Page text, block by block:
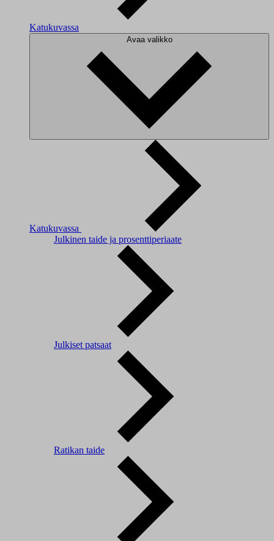
Katukuvassa
Avaa valikko
Katukuvassa
Julkinen taide ja prosenttiperiaate
Julkiset patsaat
Ratikan taide